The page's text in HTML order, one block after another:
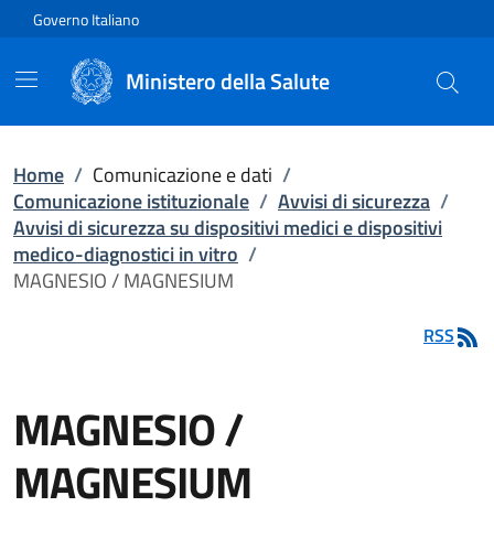
Vai direttamente al contenuto
Governo Italiano
Ministero della Salute
Home / Comunicazione e dati /
Comunicazione istituzionale / Avvisi di sicurezza /
Avvisi di sicurezza su dispositivi medici e dispositivi
medico-diagnostici in vitro /
MAGNESIO / MAGNESIUM
RSS
MAGNESIO /
MAGNESIUM